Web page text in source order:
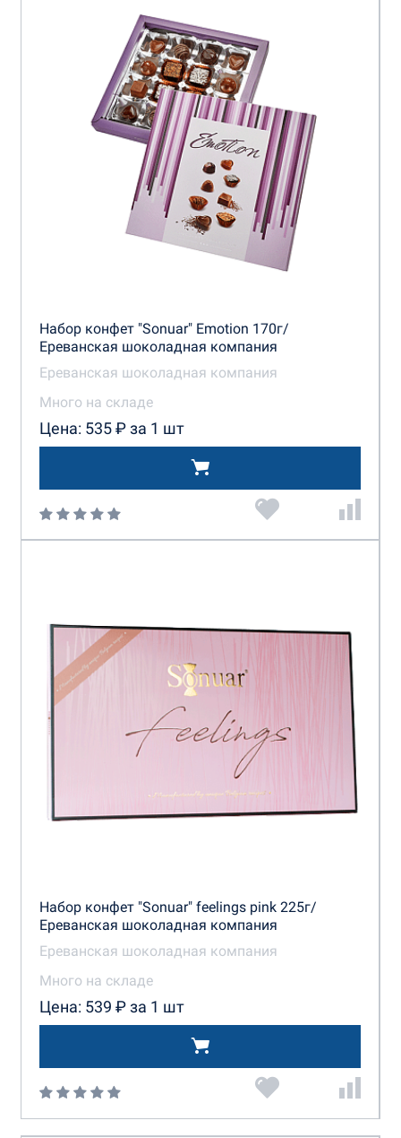
Набор конфет "Sonuar" Emotion 170г/
Ереванская шоколадная компания
Ереванская шоколадная компания
Много на складе
Цена: 535 ₽ за 1 шт
Набор конфет "Sonuar" feelings pink 225г/
Ереванская шоколадная компания
Ереванская шоколадная компания
Много на складе
Цена: 539 ₽ за 1 шт